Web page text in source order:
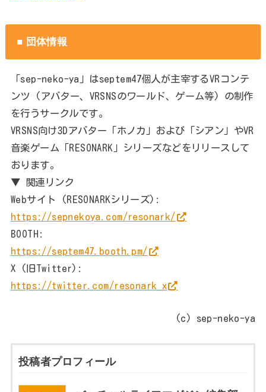
■ 団体情報
「sep-neko-ya」はseptem47個人が主宰するVRコンテ
ンツ (アバター、VRSNSのワールド、ゲーム等) の制作
を行うサークルです。
VRSNS向け3Dアバター「ホノカ」および「シアン」やVR
音楽ゲーム「RESONARK」シリーズなどをリリースして
おります。
▼ 関連リンク
Webサイト (RESONARKシリーズ):
https://sepnekoya.com/resonark/
BOOTH:
https://septem47.booth.pm/
X (旧Twitter):
https://twitter.com/resonark_x
(c) sep-neko-ya
投稿者プロフィール